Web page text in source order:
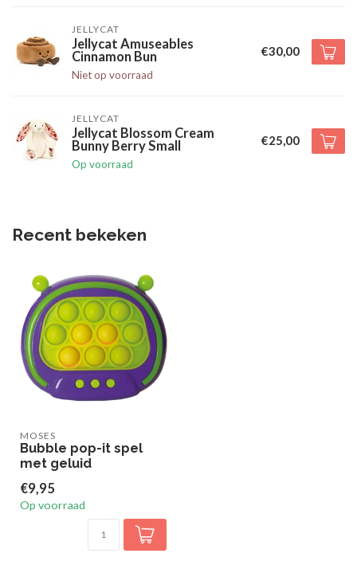
JELLYCAT
Jellycat Amuseables
Cinnamon Bun
Niet op voorraad
€30,00
JELLYCAT
Jellycat Blossom Cream
Bunny Berry Small
Op voorraad
€25,00
Recent bekeken
MOSES
Bubble pop-it spel
met geluid
€9,95
Op voorraad